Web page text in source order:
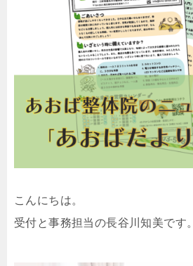
こんにちは。
受付と事務担当の長谷川知美です。